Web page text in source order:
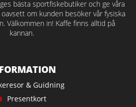
bästa sportfiskebutiker och ge våra
om kunden besöker vår fysiska
Välkommen in! Kaffe finns alltid på
kannan.
& Guidning
Presentkort